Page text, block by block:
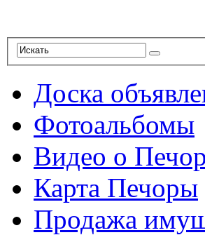
Доска
Фотоальбомы
Видео о
Карта Печоры
Продажа